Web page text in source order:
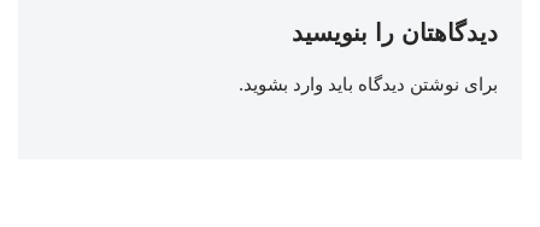
دیدگاهتان را بنویسید
برای نوشتن دیدگاه باید وارد بشوید.